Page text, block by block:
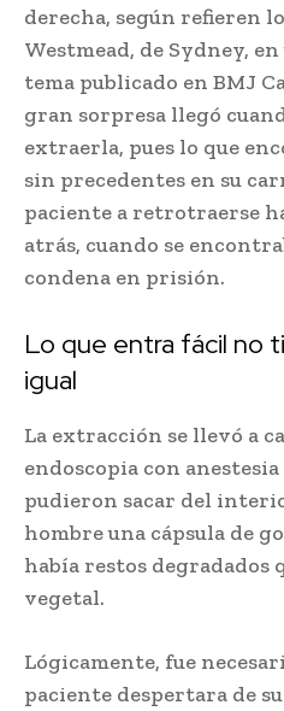
derecha, según refieren
Westmead, de Sydney,
tema publicado en BMJ
gran sorpresa llegó
extraerla, pues lo que
sin precedentes en su
paciente a retrotraerse
atrás, cuando se
condena en prisión.
Lo que entra fácil no
igual
La extracción se llevó a
endoscopia con
pudieron sacar del
hombre una cápsula de
había restos degradados
vegetal.
Lógicamente, fue
paciente despertara de